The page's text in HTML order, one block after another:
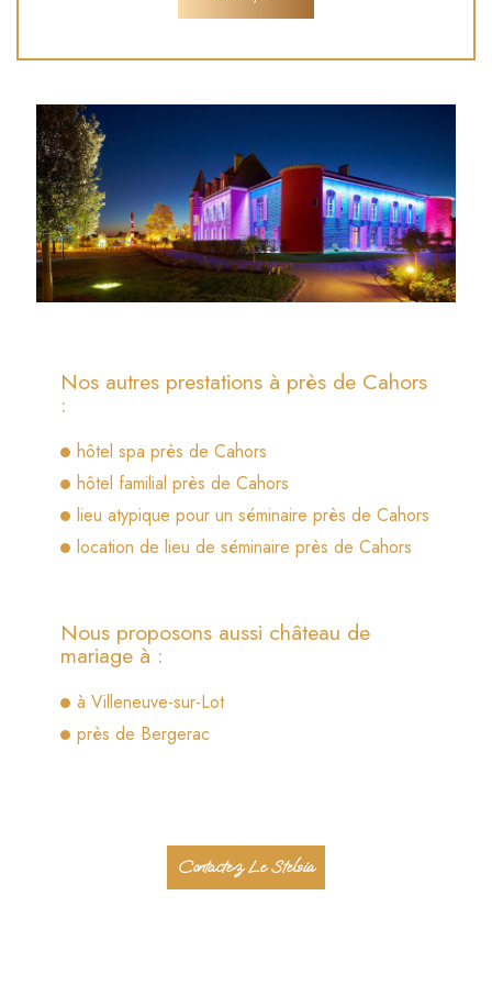
Nos autres prestations à près de Cahors
:
hôtel spa près de Cahors
hôtel familial près de Cahors
lieu atypique pour un séminaire près de Cahors
location de lieu de séminaire près de Cahors
Nous proposons aussi château de
mariage à :
à Villeneuve-sur-Lot
près de Bergerac
Contactez Le Stelsia